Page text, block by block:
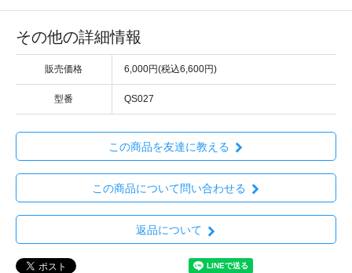
その他の詳細情報
販売価格 6,000円(税込6,600円)
型番 QS027
この商品を友達に教える
この商品について問い合わせる
返品について